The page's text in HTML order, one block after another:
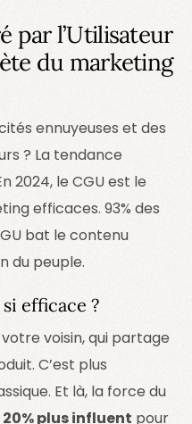
par l’Utilisateur
du marketing
ennuyeuses et des
? La tendance
2024, le CGU est le
efficaces. 93% des
bat le contenu
du peuple.
efficace ?
voisin, qui partage
C’est plus
Et là, la force du
20% plus influent pour